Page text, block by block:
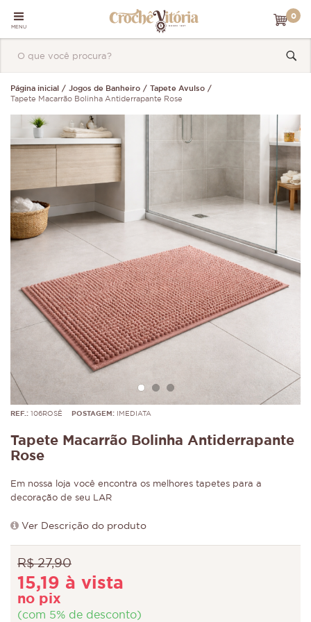
MENU
0
Página inicial Jogos de Banheiro
Tapete Avulso
Tapete Macarrão Bolinha Antiderrapante Rose
REF.: 106ROSÊ POSTAGEM: IMEDIATA
Tapete Macarrão Bolinha Antiderrapante
Rose
Em nossa loja você encontra os melhores tapetes para a
decoração de seu LAR
Ver Descrição do produto
R$ 27,90
15,19 à vista
no pix
(com 5% de desconto)